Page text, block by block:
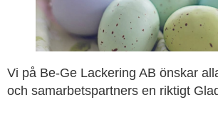
Vi på Be-Ge Lackering AB önskar
och samarbetspartners en riktigt